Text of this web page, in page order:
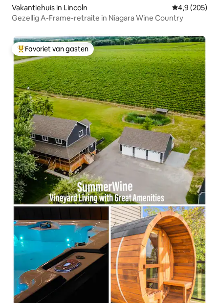
Vakantiehuis in Lincoln Gemiddelde
4,9 (205)
Gezellig A-Frame-retraite in Niagara Wine Country
Topfavoriet van gasten
Favoriet van gasten